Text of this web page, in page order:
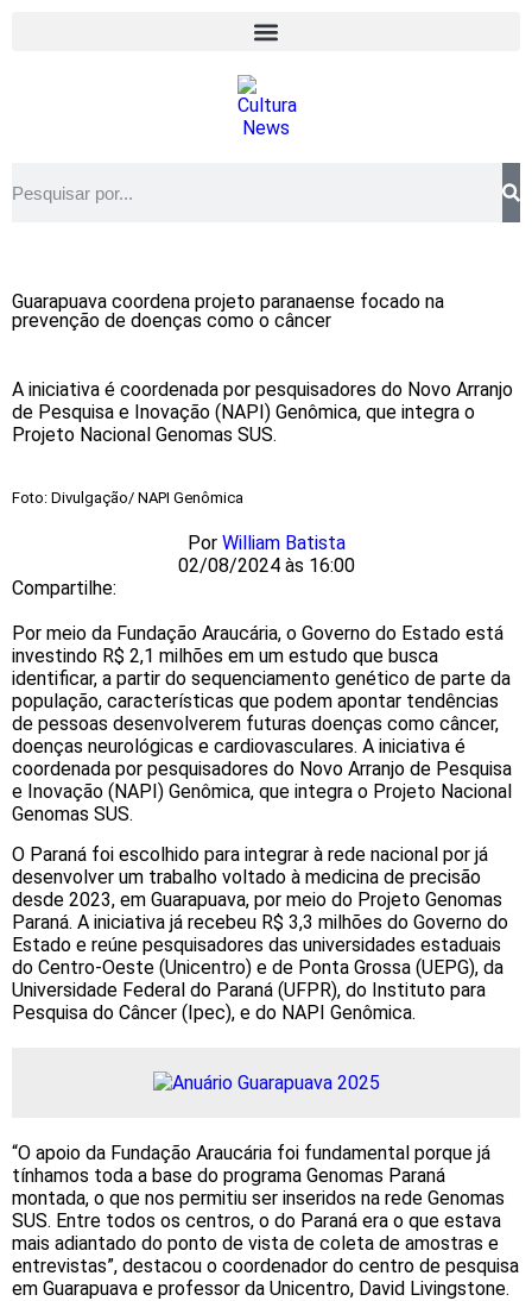
Guarapuava coordena projeto paranaense focado na
prevenção de doenças como o câncer
A iniciativa é coordenada por pesquisadores do Novo Arranjo
de Pesquisa e Inovação (NAPI) Genômica, que integra o
Projeto Nacional Genomas SUS.
Foto: Divulgação/ NAPI Genômica
Por William Batista
02/08/2024 às 16:00
Compartilhe:
Por meio da Fundação Araucária, o Governo do Estado está
investindo R$ 2,1 milhões em um estudo que busca
identificar, a partir do sequenciamento genético de parte da
população, características que podem apontar tendências
de pessoas desenvolverem futuras doenças como câncer,
doenças neurológicas e cardiovasculares. A iniciativa é
coordenada por pesquisadores do Novo Arranjo de Pesquisa
e Inovação (NAPI) Genômica, que integra o Projeto Nacional
Genomas SUS.
O Paraná foi escolhido para integrar à rede nacional por já
desenvolver um trabalho voltado à medicina de precisão
desde 2023, em Guarapuava, por meio do Projeto Genomas
Paraná. A iniciativa já recebeu R$ 3,3 milhões do Governo do
Estado e reúne pesquisadores das universidades estaduais
do Centro-Oeste (Unicentro) e de Ponta Grossa (UEPG), da
Universidade Federal do Paraná (UFPR), do Instituto para
Pesquisa do Câncer (Ipec), e do NAPI Genômica.
“O apoio da Fundação Araucária foi fundamental porque já
tínhamos toda a base do programa Genomas Paraná
montada, o que nos permitiu ser inseridos na rede Genomas
SUS. Entre todos os centros, o do Paraná era o que estava
mais adiantado do ponto de vista de coleta de amostras e
entrevistas”, destacou o coordenador do centro de pesquisa
em Guarapuava e professor da Unicentro, David Livingstone.